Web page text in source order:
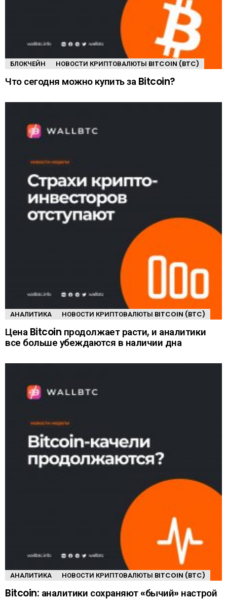
БЛОКЧЕЙН НОВОСТИ КРИПТОВАЛЮТЫ BITCOIN (BTC)
Что сегодня можно купить за Bitcoin?
АНАЛИТИКА НОВОСТИ КРИПТОВАЛЮТЫ BITCOIN (BTC)
Цена Bitcoin продолжает расти, и аналитики
все больше убеждаются в наличии дна
АНАЛИТИКА НОВОСТИ КРИПТОВАЛЮТЫ BITCOIN (BTC)
Bitcoin: аналитики сохраняют «бычий» настрой